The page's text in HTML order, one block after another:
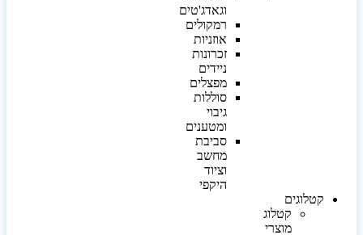
וגאדג'טים
רמקולים
אוזניות
זכרונות
ניידים
מפצלים
סוללות
גיבוי
ומטענים
סביבת
מחשב
וציוד
היקפי
קטלוגים
קטלוג
מוצרי